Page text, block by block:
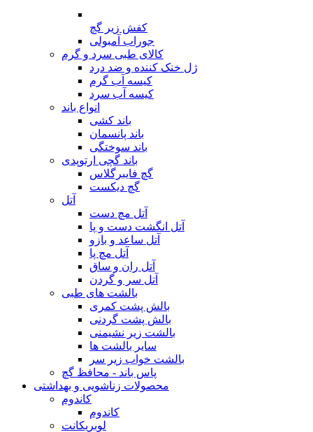
کفش زیر گچ
جوراب آمبولی
کالای طبی سرد و گرم
ژل خنک کننده و ضد درد
کیسه آب گرم
کیسه آب سرد
انواع باند
باند کشی
باند پانسمان
باند سوختگی
باند گچی ارتوپدی
گچ فایبرگلاس
گچ دیکست
آتل
آتل مچ دست
آتل انگشت دست و پا
آتل ساعد و بازو
آتل مچ پا
آتل ران و ساق
آتل سر و گردن
بالشت های طبی
بالش پشت کمری
بالش پشت گردنی
بالشت زیر نشیمنی
سایر بالشت ها
بالشت خواب زیر سر
پاس باند - محافظ گچ
محصولات زناشویی و بهداشتی
کاندوم
کاندوم
لوبریکانت